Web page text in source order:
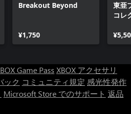
Breakout Beyond
¥1,750
東亜
コレ
Game Pass XBOX アクセサリ
ック コミュニティ規定 感光性発作
Microsoft Store でのサポート 返品